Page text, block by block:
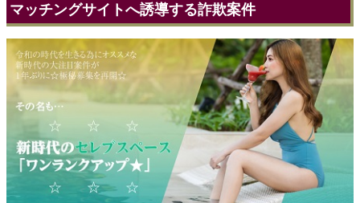
マッチングサイトへ誘導する詐欺案件